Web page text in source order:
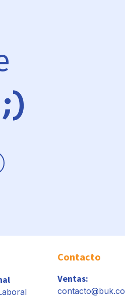
Contacto
Ventas:
contacto@buk.co